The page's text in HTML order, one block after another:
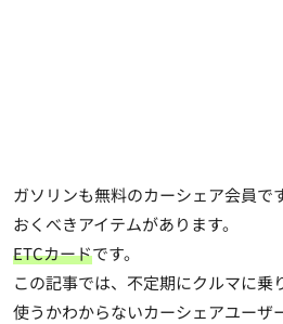
ガソリンも無料のカーシェア会員で
おくべきアイテムがあります。
ETCカードです。
この記事では、不定期にクルマに乗
使うかわからないカーシェアユーザ